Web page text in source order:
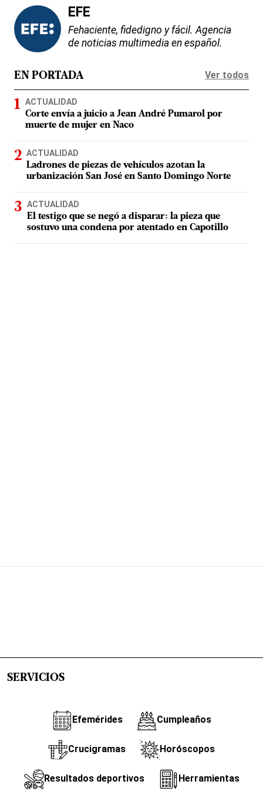
EFE
Fehaciente, fidedigno y fácil. Agencia
de noticias multimedia en español.
EN PORTADA Ver todos
ACTUALIDAD
Corte envía a juicio a Jean André Pumarol por
muerte de mujer en Naco
ACTUALIDAD
Ladrones de piezas de vehículos azotan la
urbanización San José en Santo Domingo Norte
ACTUALIDAD
El testigo que se negó a disparar: la pieza que
sostuvo una condena por atentado en Capotillo
SERVICIOS
Efemérides Cumpleaños
Crucigramas Horóscopos
Resultados deportivos Herramientas